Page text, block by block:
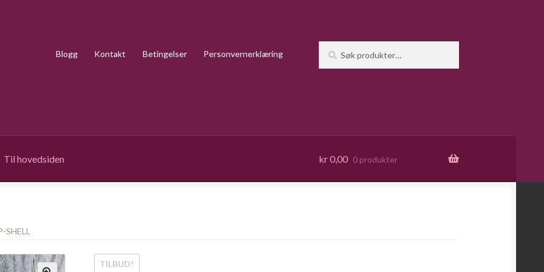
Blogg Kontakt Betingelser Personvernerklæring
etter:
Til hovedsiden kr0,00 0 produkter
TILBUD!